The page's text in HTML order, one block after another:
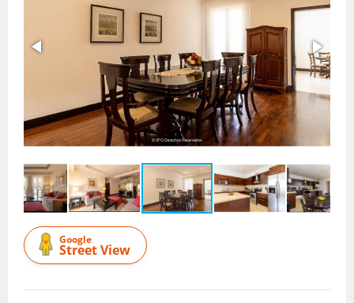
Google
Street View